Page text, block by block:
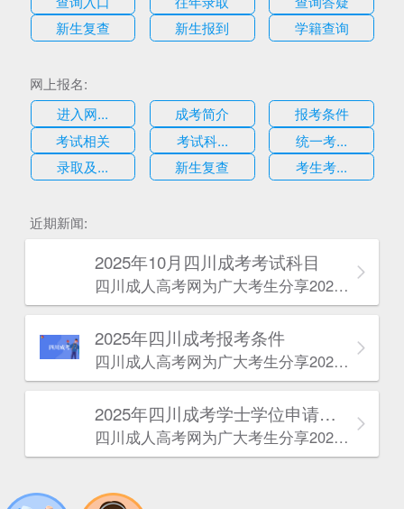
新生复查
新生报到 学籍查询
网上报名:
进入网...
成考简介
报考条件
考试相关
考试科...
统一考...
录取及...
新生复查 考生考...
近期新闻:
2025年10月四川成考考试科目
四川成人高考网​为广大考生分享2025年10月四川成考考试科目。为广大在职人员和社会人士提供学历提升的机会。更多四川成考考试信息，欢迎在线访问四川成人高考网。
2025年‌‌‌‌四川成考报考条件
四川成人高考网​为广大考生分享2025年‌‌‌‌四川成考报考条件。为广大在职人员和社会人士提供学历提升的机会。更多四川成考考试信息，欢迎在线访问四川成人高考网。
2025年‌‌‌‌四川成考学士学位申请条件
四川成人高考网​为广大考生分享2025年‌‌‌‌四川成考学士学位申请条件。为广大在职人员和社会人士提供学历提升的机会。更多四川成考考试信息，欢迎在线访问四川成人高考网。